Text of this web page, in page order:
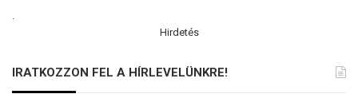
Hirdetés
IRATKOZZON FEL A HÍRLEVELÜNKRE!